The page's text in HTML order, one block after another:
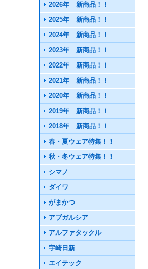
2026年 新商品！！
2025年 新商品！！
2024年 新商品！！
2023年 新商品！！
2022年 新商品！！
2021年 新商品！！
2020年 新商品！！
2019年 新商品！！
2018年 新商品！！
春・夏ウェア特集！！
秋・冬ウェア特集！！
シマノ
ダイワ
がまかつ
アブガルシア
アルファタックル
宇崎日新
エイテック